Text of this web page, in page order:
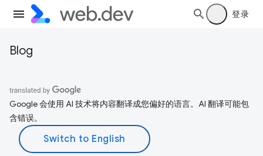
登录
Blog
Google 会使用 AI 技术将内容翻译成您偏好的语言。AI 翻译可能包
含错误。